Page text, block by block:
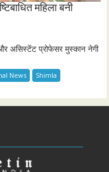
महिला बनी
असिस्टेंट प्रोफेसर मुस्कान नेगी
News Shimla